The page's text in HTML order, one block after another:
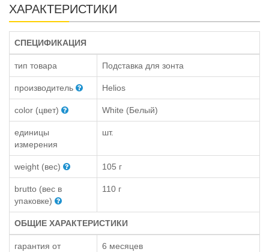
ХАРАКТЕРИСТИКИ
СПЕЦИФИКАЦИЯ
тип товара Подставка для зонта
производитель Helios
color (цвет) White (Белый)
единицы
измерения
шт.
weight (вес) 105 г
brutto (вес в
упаковке)
110 г
ОБЩИЕ ХАРАКТЕРИСТИКИ
гарантия от
6 месяцев